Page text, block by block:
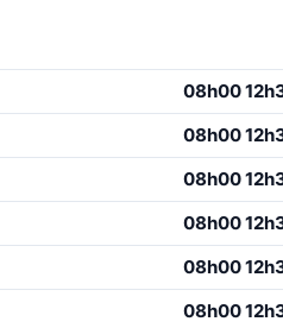
08h00
08h00
08h00
08h00
08h00
08h00